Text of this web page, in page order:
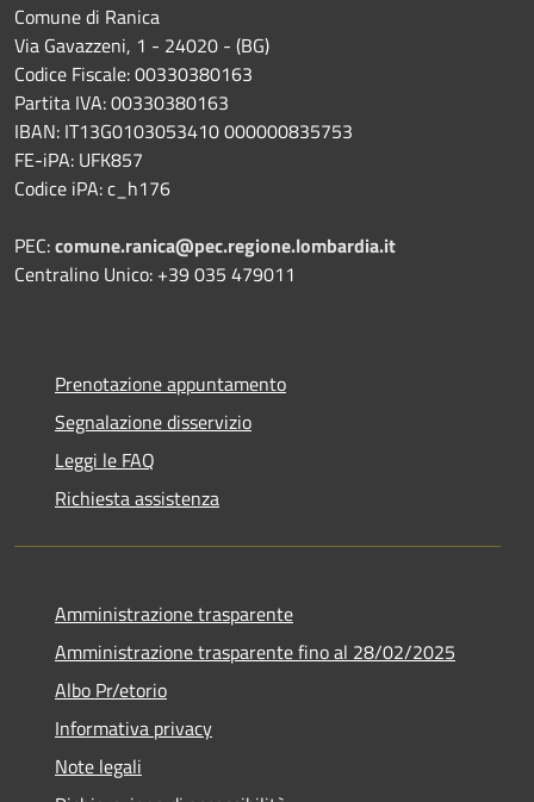
Comune di Ranica
Via Gavazzeni, 1 - 24020 - (BG)
Codice Fiscale: 00330380163
Partita IVA: 00330380163
IBAN: IT13G0103053410 000000835753
FE-iPA: UFK857
Codice iPA: c_h176
PEC:comune.ranica@pec.regione.lombardia.it
Centralino Unico: +39 035 479011
Prenotazione appuntamento
Segnalazione disservizio
Leggi le FAQ
Richiesta assistenza
Amministrazione trasparente
Amministrazione trasparente fino al 28/02/2025
Albo Pr/etorio
Informativa privacy
Note legali